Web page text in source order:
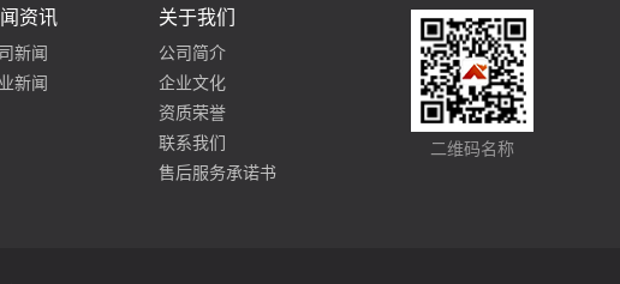
资讯
新闻
新闻
关于我们
公司简介
企业文化
资质荣誉
联系我们
售后服务承诺书
二维码名称